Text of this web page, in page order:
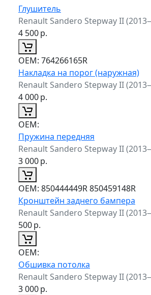
Глушитель
Renault Sandero Stepway II
4 500р.
ОЕМ: 764266165R
Накладка на порог (наружная)
Renault Sandero Stepway II
4 000р.
ОЕМ:
Пружина передняя
Renault Sandero Stepway II
3 000р.
ОЕМ: 850444449R 850459148R
Кронштейн заднего бампера
Renault Sandero Stepway II
500р.
ОЕМ:
Обшивка потолка
Renault Sandero Stepway II
3 000р.